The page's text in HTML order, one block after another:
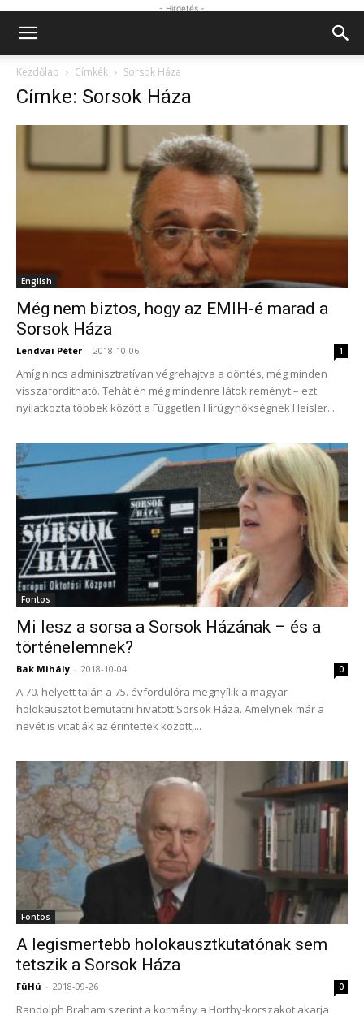
- Hirdetés -
Kezdőlap Címkék Sorsok Háza
Címke: Sorsok Háza
English
Még nem biztos, hogy az EMIH-é marad a
Sorsok Háza
Lendvai Péter - 2018-10-06 1
Amíg nincs adminisztratívan végrehajtva a döntés, még minden
visszafordítható. Tehát én még mindenre látok reményt – ezt
nyilatkozta többek között a Független Hírügynökségnek Heisler...
Fontos
Mi lesz a sorsa a Sorsok Házának – és a
történelemnek?
Bak Mihály - 2018-10-04 0
A 70. helyett talán a 75. évfordulóra megnyílik a magyar
holokausztot bemutatni hivatott Sorsok Háza. Amelynek már a
nevét is vitatják az érintettek között,...
Fontos
A legismertebb holokausztkutatónak sem
tetszik a Sorsok Háza
FüHü - 2018-09-26 0
Randolph Braham szerint a kormány a Horthy-korszakot akarja